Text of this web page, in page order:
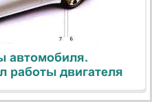
автомобиля.
работы двигателя